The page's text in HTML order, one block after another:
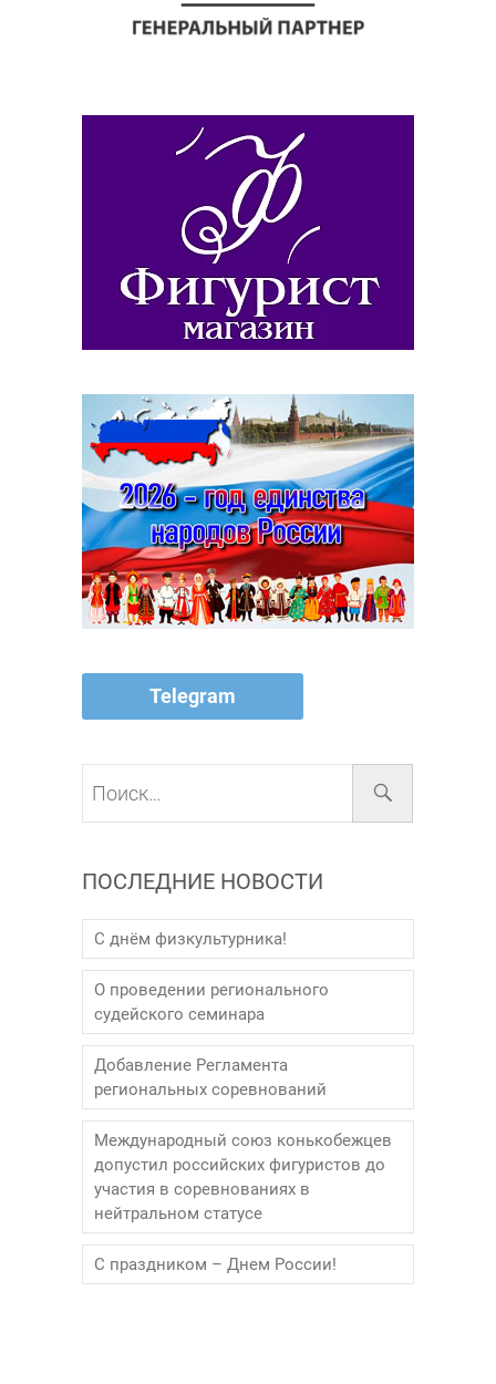
Telegram
ПОСЛЕДНИЕ НОВОСТИ
С днём физкультурника!
О проведении регионального
судейского семинара
Добавление Регламента
региональных соревнований
Международный союз конькобежцев
допустил российских фигуристов до
участия в соревнованиях в
нейтральном статусе
С праздником – Днем России!